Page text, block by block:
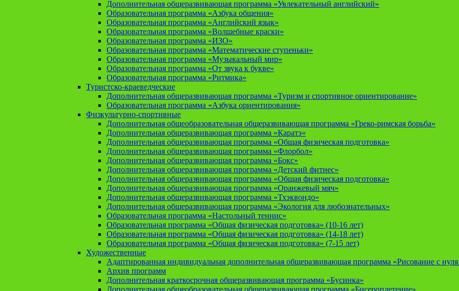
Дополнительная общеразвивающая программа «Увлекательный английский»
Образовательная программа «Азбука общения»
Образовательная программа «Английский язык»
Образовательная программа «Волшебные краски»
Образовательная программа «ИЗО»
Образовательная программа «Математические ступеньки»
Образовательная программа «Музыкальный мир»
Образовательная программа «От звука к букве»
Образовательная программа «Ритмика»
Туристско-краеведческие
Дополнительная общеразвивающая программа «Туризм и спортивное ориентирование»
Образовательная программа «Азбука ориентирования»
Физкультурно-спортивные
Дополнительная общеобразовательная общеразвивающая программа «Греко-римская борьба»
Дополнительная общеразвивающая программа «Каратэ»
Дополнительная общеразвивающая программа «Общая физическая подготовка»
Дополнительная общеразвивающая программа «Флорбол»
Дополнительная общеразвивающая программа «Бокс»
Дополнительная общеразвивающая программа «Детский фитнес»
Дополнительная общеразвивающая программа «Общая физическая подготовка»
Дополнительная общеразвивающая программа «Оранжевый мяч»
Дополнительная общеразвивающая программа «Тхэквондо»
Дополнительная общеразвивающая программа «Экология для любознательных»
Образовательная программа «Настольный теннис»
Образовательная программа «Общая физическая подготовка» (10-16 лет)
Образовательная программа «Общая физическая подготовка» (14-18 лет)
Образовательная программа «Общая физическая подготовка» (7-15 лет)
Художественные
Адаптированная индивидуальная дополнительная общеразвивающая программа «Рисование с
Архив программ
Дополнительная краткосрочная общеразвивающая программа «Бусинка»
Дополнительная общеобразовательная общеразвивающая программа «Бисероплетение»